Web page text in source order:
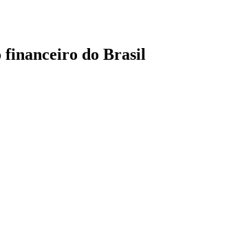
financeiro do Brasil